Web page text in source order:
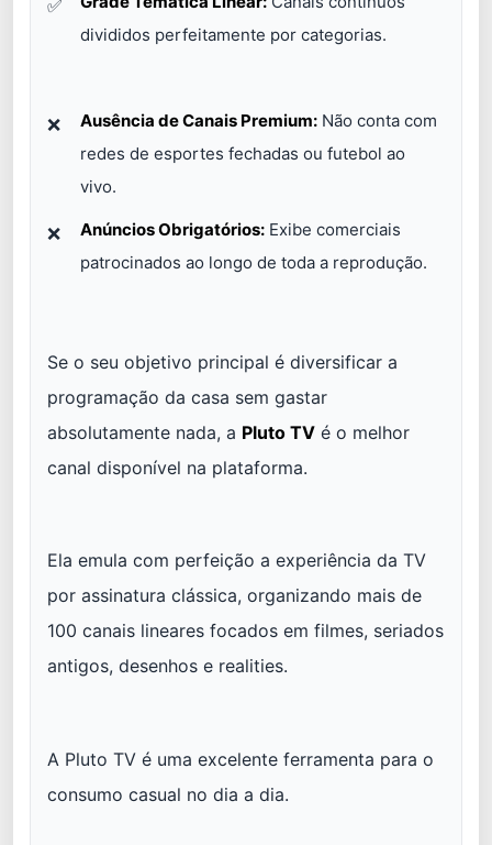
divididos perfeitamente por categorias.
Ausência de Canais Premium: Não conta com
redes de esportes fechadas ou futebol ao
vivo.
Anúncios Obrigatórios: Exibe comerciais
patrocinados ao longo de toda a reprodução.
Se o seu objetivo principal é diversificar a
programação da casa sem gastar
absolutamente nada, a Pluto TV é o melhor
canal disponível na plataforma.
Ela emula com perfeição a experiência da TV
por assinatura clássica, organizando mais de
100 canais lineares focados em filmes, seriados
antigos, desenhos e realities.
A Pluto TV é uma excelente ferramenta para o
consumo casual no dia a dia.